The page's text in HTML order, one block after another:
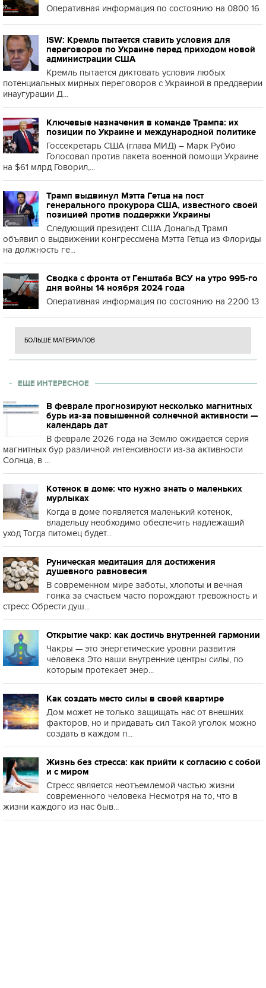
Оперативная информация по состоянию на 0800 16
ISW: Кремль пытается ставить условия для
переговоров по Украине перед приходом новой
администрации США
Кремль пытается диктовать условия любых
потенциальных мирных переговоров с Украиной в преддверии
инаугурации Д...
Ключевые назначения в команде Трампа: их
позиции по Украине и международной политике
Госсекретарь США (глава МИД) – Марк Рубио
Голосовал против пакета военной помощи Украине
на $61 млрд Говорил,...
Трамп выдвинул Мэтта Гетца на пост
генерального прокурора США, известного своей
позицией против поддержки Украины
Следующий президент США Дональд Трамп
объявил о выдвижении конгрессмена Мэтта Гетца из Флориды
на должность ге...
Сводка с фронта от Генштаба ВСУ на утро 995-го
дня войны 14 ноября 2024 года
Оперативная информация по состоянию на 2200 13
БОЛЬШЕ МАТЕРИАЛОВ
ЕЩЕ ИНТЕРЕСНОЕ
В феврале прогнозируют несколько магнитных
бурь из-за повышенной солнечной активности —
календарь дат
В феврале 2026 года на Землю ожидается серия
магнитных бур различной интенсивности из-за активности
Солнца, в ...
Котенок в доме: что нужно знать о маленьких
мурлыках
Когда в доме появляется маленький котенок,
владельцу необходимо обеспечить надлежащий
уход Тогда питомец будет...
Руническая медитация для достижения
душевного равновесия
В современном мире заботы, хлопоты и вечная
гонка за счастьем часто порождают тревожность и
стресс Обрести душ...
Открытие чакр: как достичь внутренней гармонии
Чакры — это энергетические уровни развития
человека Это наши внутренние центры силы, по
которым протекает энер...
Как создать место силы в своей квартире
Дом может не только защищать нас от внешних
факторов, но и придавать сил Такой уголок можно
создать в каждом п...
Жизнь без стресса: как прийти к согласию с собой
и с миром
Стресс является неотъемлемой частью жизни
современного человека Несмотря на то, что в
жизни каждого из нас быв...